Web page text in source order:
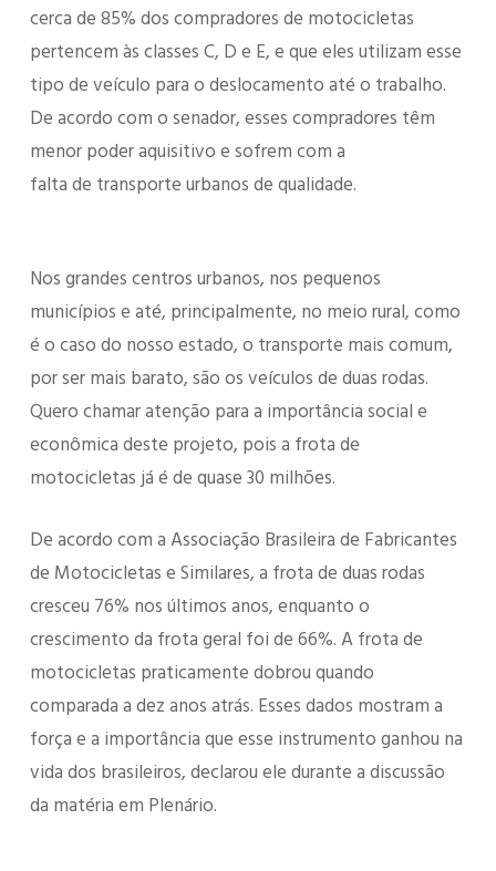
cerca de 85% dos compradores de motocicletas
pertencem às classes C, D e E, e que eles utilizam esse
tipo de veículo para o deslocamento até o trabalho.
De acordo com o senador, esses compradores têm
menor poder aquisitivo e sofrem com a
falta de transporte urbanos de qualidade.
Nos grandes centros urbanos, nos pequenos
municípios e até, principalmente, no meio rural, como
é o caso do nosso estado, o transporte mais comum,
por ser mais barato, são os veículos de duas rodas.
Quero chamar atenção para a importância social e
econômica deste projeto, pois a frota de
motocicletas já é de quase 30 milhões.
De acordo com a Associação Brasileira de Fabricantes
de Motocicletas e Similares, a frota de duas rodas
cresceu 76% nos últimos anos, enquanto o
crescimento da frota geral foi de 66%. A frota de
motocicletas praticamente dobrou quando
comparada a dez anos atrás. Esses dados mostram a
força e a importância que esse instrumento ganhou na
vida dos brasileiros, declarou ele durante a discussão
da matéria em Plenário.